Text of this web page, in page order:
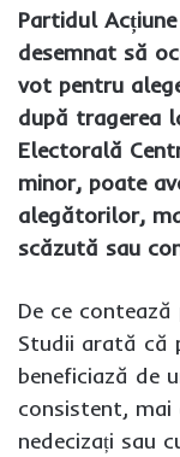
Partidul
desemnat să
vot pentru
după tragerea
Electorală
minor, poate
alegătorilor,
scăzută sau
De ce
Studii arată că
beneficiază de
consistent,
nedecizați sau